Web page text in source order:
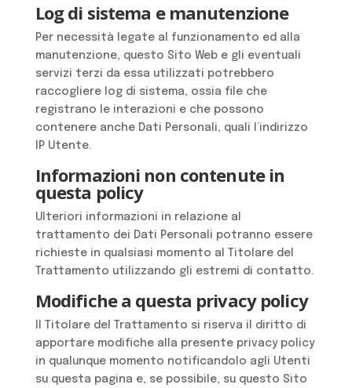
Log di sistema e manutenzione
Per necessità legate al funzionamento ed alla
manutenzione, questo Sito Web e gli eventuali
servizi terzi da essa utilizzati potrebbero
raccogliere log di sistema, ossia file che
registrano le interazioni e che possono
contenere anche Dati Personali, quali l’indirizzo
IP Utente.
Informazioni non contenute in
questa policy
Ulteriori informazioni in relazione al
trattamento dei Dati Personali potranno essere
richieste in qualsiasi momento al Titolare del
Trattamento utilizzando gli estremi di contatto.
Modifiche a questa privacy policy
Il Titolare del Trattamento si riserva il diritto di
apportare modifiche alla presente privacy policy
in qualunque momento notificandolo agli Utenti
su questa pagina e, se possibile, su questo Sito